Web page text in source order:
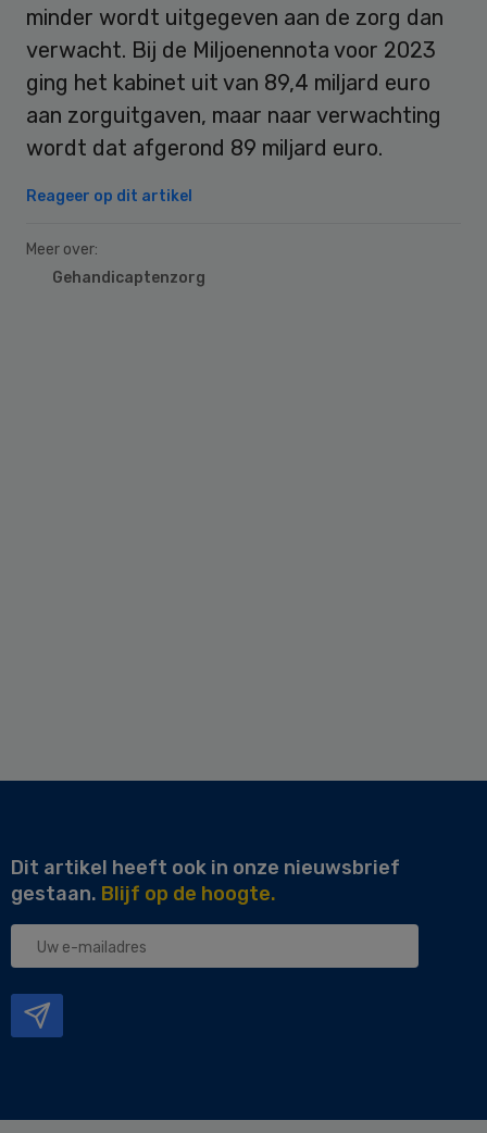
minder wordt uitgegeven aan de zorg dan
verwacht. Bij de Miljoenennota voor 2023
ging het kabinet uit van 89,4 miljard euro
aan zorguitgaven, maar naar verwachting
wordt dat afgerond 89 miljard euro.
Reageer op dit artikel
Meer over:
Gehandicaptenzorg
Dit artikel heeft ook in onze nieuwsbrief
gestaan. Blijf op de hoogte.
Uw